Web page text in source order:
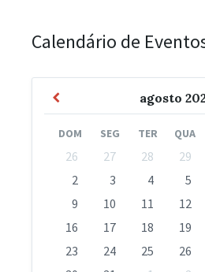
Calendário de
agosto
Mês
DOM SEG TER QUA
Pular26 27 28 29
2
3 4 5
9
10 11 12
16
17 18 19
23
24 25 26